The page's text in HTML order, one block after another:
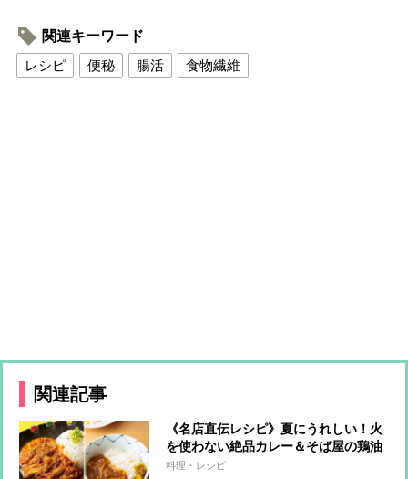
関連キーワード
レシピ
便秘 腸活 食物繊維
関連記事
《名店直伝レシピ》夏にうれしい！火
を使わない絶品カレー＆そば屋の鶏油
和風カレー
料理・レシピ